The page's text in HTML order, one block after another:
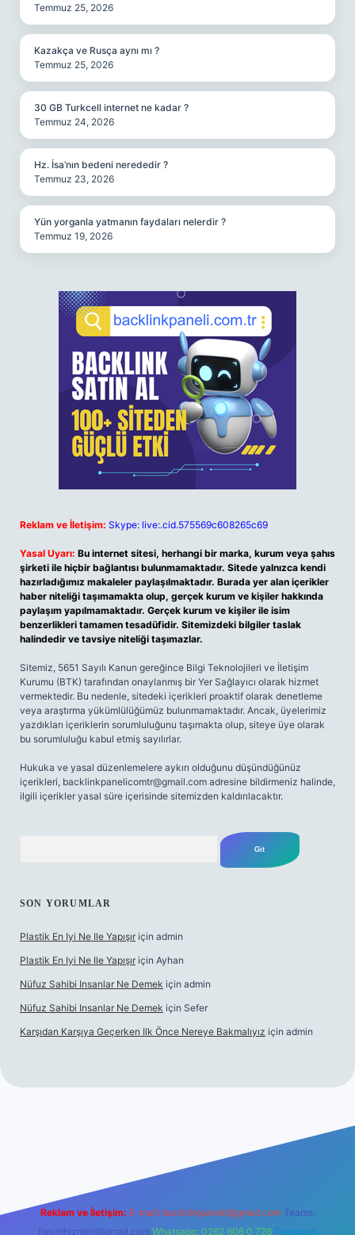
Temmuz 25, 2026
Kazakça ve Rusça aynı mı ?
Temmuz 25, 2026
30 GB Turkcell internet ne kadar ?
Temmuz 24, 2026
Hz. İsa’nın bedeni nerededir ?
Temmuz 23, 2026
Yün yorganla yatmanın faydaları nelerdir ?
Temmuz 19, 2026
Reklam ve İletişim: Skype: live:.cid.575569c608265c69
Yasal Uyarı: Bu internet sitesi, herhangi bir marka, kurum veya şahıs
şirketi ile hiçbir bağlantısı bulunmamaktadır. Sitede yalnızca kendi
hazırladığımız makaleler paylaşılmaktadır. Burada yer alan içerikler
haber niteliği taşımamakta olup, gerçek kurum ve kişiler hakkında
paylaşım yapılmamaktadır. Gerçek kurum ve kişiler ile isim
benzerlikleri tamamen tesadüfidir. Sitemizdeki bilgiler taslak
halindedir ve tavsiye niteliği taşımazlar.
Sitemiz, 5651 Sayılı Kanun gereğince Bilgi Teknolojileri ve İletişim
Kurumu (BTK) tarafından onaylanmış bir Yer Sağlayıcı olarak hizmet
vermektedir. Bu nedenle, sitedeki içerikleri proaktif olarak denetleme
veya araştırma yükümlülüğümüz bulunmamaktadır. Ancak, üyelerimiz
yazdıkları içeriklerin sorumluluğunu taşımakta olup, siteye üye olarak
bu sorumluluğu kabul etmiş sayılırlar.
Hukuka ve yasal düzenlemelere aykırı olduğunu düşündüğünüz
içerikleri, backlinkpanelicomtr@gmail.com adresine bildirmeniz halinde,
ilgili içerikler yasal süre içerisinde sitemizden kaldırılacaktır.
SON YORUMLAR
Plastik En Iyi Ne Ile Yapışır için admin
Plastik En Iyi Ne Ile Yapışır için Ayhan
Nüfuz Sahibi Insanlar Ne Demek için admin
Nüfuz Sahibi Insanlar Ne Demek için Sefer
Karşıdan Karşıya Geçerken Ilk Önce Nereye Bakmalıyız için admin
Reklam ve İletişim: E-mail: backlinkpaneli@gmail.com Teams:
forumhizmeti@gmail.com Whatsapp: 0262 606 0 726 Telegram: